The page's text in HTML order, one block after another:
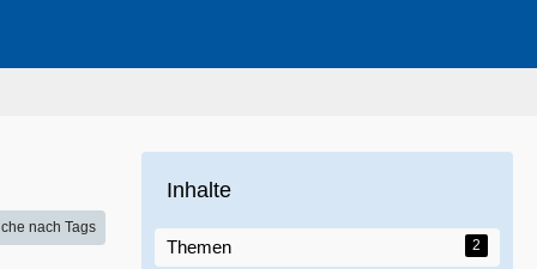
nach Tags
Inhalte
Themen 2